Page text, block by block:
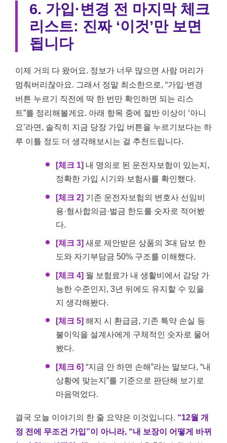
6. 가입·변경 전 마지막 체크
리스트: 진짜 ‘이것’만 보면
됩니다
이제 거의 다 왔어요. 정보가 너무 많으면 사람 머리가
멈춰버리잖아요. 그래서 정말 최소한으로, “가입·변경
버튼 누르기 직전에 딱 한 번만 확인하면 되는 리스
트”를 정리해볼게요. 아래 항목 중에 절반 이상이 ‘아니
요’라면, 솔직히 지금 당장 가입 버튼을 누르기보다는 하
루 이틀 정도 더 생각해보시는 걸 추천드립니다.
[체크 1] 내 명의로 된 운전자보험이 있는지,
정확한 가입 시기와 보험사를 확인했다.
[체크 2] 기존 운전자보험의 변호사 선임비
용·형사합의금·벌금 한도를 숫자로 적어봤
다.
[체크 3] 새로 제안받은 상품의 3대 담보 한
도와 자기부담금 50% 구조를 이해했다.
[체크 4] 월 보험료가 내 생활비에서 감당 가
능한 수준인지, 3년 뒤에도 유지할 수 있을
지 생각해봤다.
[체크 5] 해지 시 환급금, 기존 특약 손실 등
불이익을 설계사에게 구체적인 숫자로 물어
봤다.
[체크 6] “지금 안 하면 손해”라는 말보다, “내
상황에 맞는지”를 기준으로 판단해 보기로
마음먹었다.
결국 오늘 이야기의 한 줄 요약은 이것입니다. “12월 개
정 전에 무조건 가입”이 아니라, “내 보장이 어떻게 바뀌